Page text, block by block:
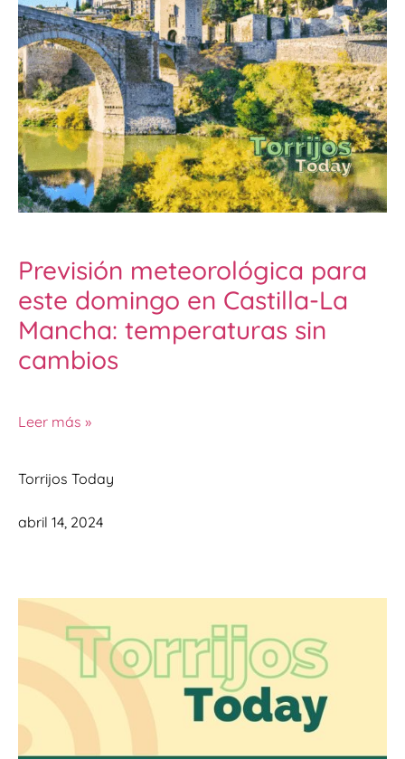
Previsión meteorológica para
este domingo en Castilla-La
Mancha: temperaturas sin
cambios
Leer más »
Torrijos Today
abril 14, 2024